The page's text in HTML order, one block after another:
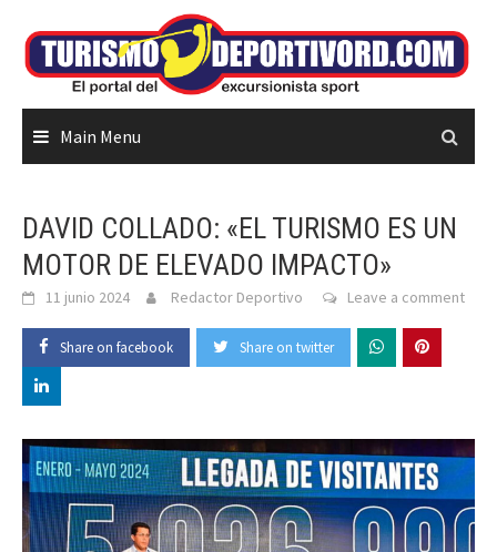
content
Main Menu
DAVID COLLADO: «EL TURISMO ES UN
MOTOR DE ELEVADO IMPACTO»
11 junio 2024 Redactor Deportivo Leave a comment
Share on facebook Share on twitter